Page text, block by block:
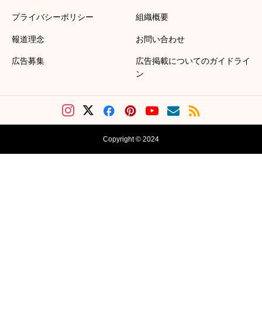
プライバシーポリシー 組織概要
報道理念 お問い合わせ
広告募集
広告掲載についてのガイドライ
ン
Copyright © 2024